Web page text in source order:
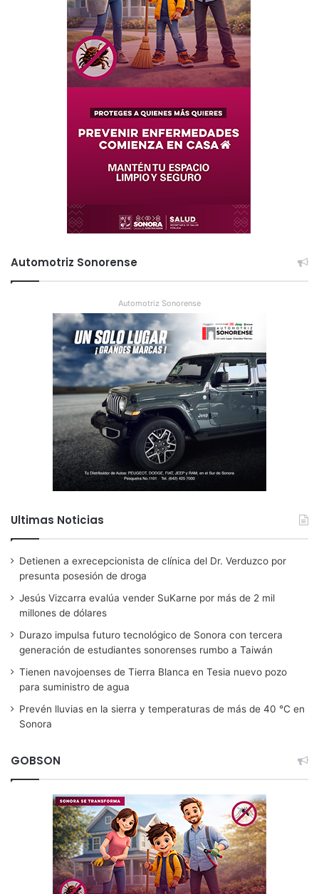
Automotriz Sonorense
Automotriz Sonorense
Ultimas Noticias
Detienen a exrecepcionista de clínica del Dr. Verduzco por
presunta posesión de droga
Jesús Vizcarra evalúa vender SuKarne por más de 2 mil
millones de dólares
Durazo impulsa futuro tecnológico de Sonora con tercera
generación de estudiantes sonorenses rumbo a Taiwán
Tienen navojoenses de Tierra Blanca en Tesia nuevo pozo
para suministro de agua
Prevén lluvias en la sierra y temperaturas de más de 40 °C en
Sonora
GOBSON